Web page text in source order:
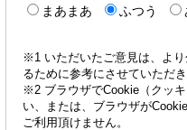
まあまあ
ふつう
※1 いただいたご意見は、よ
るために参考にさせていただ
※2 ブラウザでCookie（クッ
い、または、ブラウザが
ご利用頂けません。